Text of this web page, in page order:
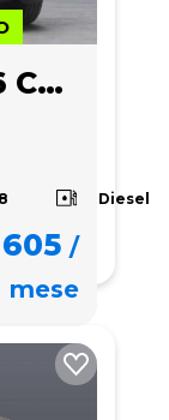
VOLKSWAGEN T6 CARAVELLE
Diesel
605 /
mese